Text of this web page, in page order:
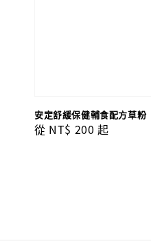
安定舒緩保健輔食配方草粉
Regular
從 NT$ 200 起